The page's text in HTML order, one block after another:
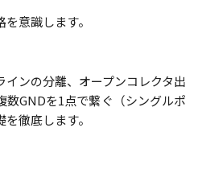
意識します。
ンの分離、オープンコレクタ出
数GNDを1点で繋ぐ（シングルポ
徹底します。